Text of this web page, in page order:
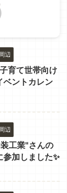
辺
育て世帯向け
ベントカレン
辺
工業"さんの
加しました✨